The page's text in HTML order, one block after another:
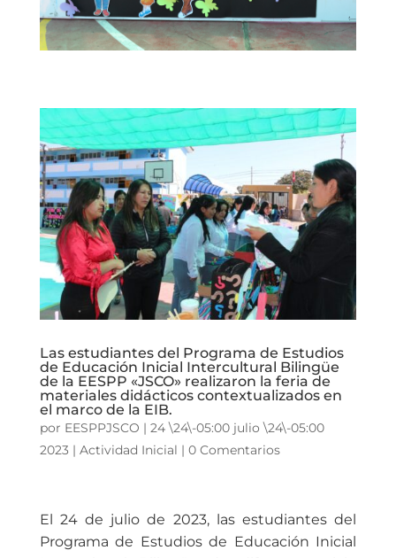
Las estudiantes del Programa de Estudios
de Educación Inicial Intercultural Bilingüe
de la EESPP «JSCO» realizaron la feria de
materiales didácticos contextualizados en
el marco de la EIB.
por EESPPJSCO | 24 \24\-05:00 julio \24\-05:00
2023| Actividad Inicial | 0 Comentarios
El 24 de julio de 2023, las estudiantes del
Programa de Estudios de Educación Inicial